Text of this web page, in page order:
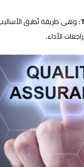
وهى طريقة تُطبق
الأداء.